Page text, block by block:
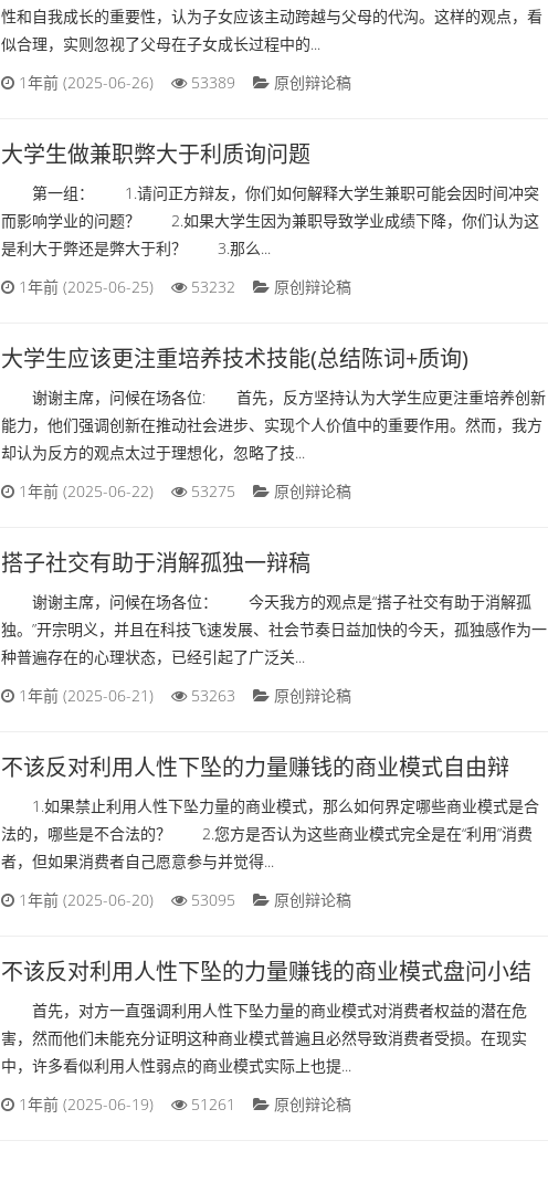
性和自我成长的重要性，认为子女应该主动跨越与父母的代沟。这样的观点，看
似合理，实则忽视了父母在子女成长过程中的...
1年前 (2025-06-26)
53389 原创辩论稿
大学生做兼职弊大于利质询问题
第一组： 1.请问正方辩友，你们如何解释大学生兼职可能会因时间冲突
而影响学业的问题？ 2.如果大学生因为兼职导致学业成绩下降，你们认为这
是利大于弊还是弊大于利？ 3.那么...
1年前 (2025-06-25)
53232 原创辩论稿
大学生应该更注重培养技术技能(总结陈词+质询)
谢谢主席，问候在场各位: 首先，反方坚持认为大学生应更注重培养创新
能力，他们强调创新在推动社会进步、实现个人价值中的重要作用。然而，我方
却认为反方的观点太过于理想化，忽略了技...
1年前 (2025-06-22)
53275 原创辩论稿
搭子社交有助于消解孤独一辩稿
谢谢主席，问候在场各位： 今天我方的观点是“搭子社交有助于消解孤
独。”开宗明义，并且在科技飞速发展、社会节奏日益加快的今天，孤独感作为一
种普遍存在的心理状态，已经引起了广泛关...
1年前 (2025-06-21)
53263 原创辩论稿
不该反对利用人性下坠的力量赚钱的商业模式自由辩
1.如果禁止利用人性下坠力量的商业模式，那么如何界定哪些商业模式是合
法的，哪些是不合法的？ 2.您方是否认为这些商业模式完全是在“利用”消费
者，但如果消费者自己愿意参与并觉得...
1年前 (2025-06-20)
53095 原创辩论稿
不该反对利用人性下坠的力量赚钱的商业模式盘问小结
首先，对方一直强调利用人性下坠力量的商业模式对消费者权益的潜在危
害，然而他们未能充分证明这种商业模式普遍且必然导致消费者受损。在现实
中，许多看似利用人性弱点的商业模式实际上也提...
1年前 (2025-06-19)
51261 原创辩论稿